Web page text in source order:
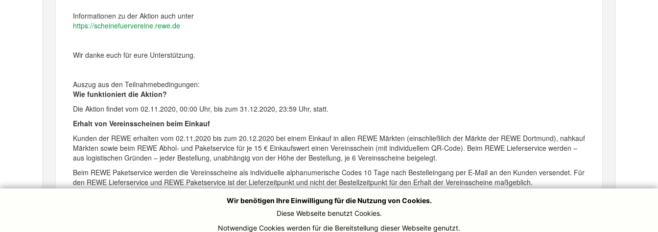
Informationen zu der Aktion auch unter
https://scheinefuervereine.rewe.de
Wir danke euch für eure Unterstützung.
Auszug aus den Teilnahmebedingungen:
Wie funktioniert die Aktion?
Die Aktion findet vom 02.11.2020, 00:00 Uhr, bis zum 31.12.2020, 23:59 Uhr, statt.
Erhalt von Vereinsscheinen beim Einkauf
Kunden der REWE erhalten vom 02.11.2020 bis zum 20.12.2020 bei einem Einkauf in allen REWE Märkten (einschließlich der Märkte der REWE Dortmund), nahkauf
Märkten sowie beim REWE Abhol- und Paketservice für je 15 € Einkaufswert einen Vereinsschein (mit individuellem QR-Code). Beim REWE Lieferservice werden –
aus logistischen Gründen – jeder Bestellung, unabhängig von der Höhe der Bestellung, je 6 Vereinsscheine beigelegt.
Beim REWE Paketservice werden die Vereinsscheine als individuelle alphanumerische Codes 10 Tage nach Bestelleingang per E-Mail an den Kunden versendet. Für
den REWE Lieferservice und REWE Paketservice ist der Lieferzeitpunkt und nicht der Bestellzeitpunkt für den Erhalt der Vereinsscheine maßgeblich.
Wir benötigen Ihre Einwilligung für die Nutzung von Cookies.
Diese Webseite benutzt Cookies.
Notwendige Cookies werden für die Bereitstellung dieser Webseite genutzt.